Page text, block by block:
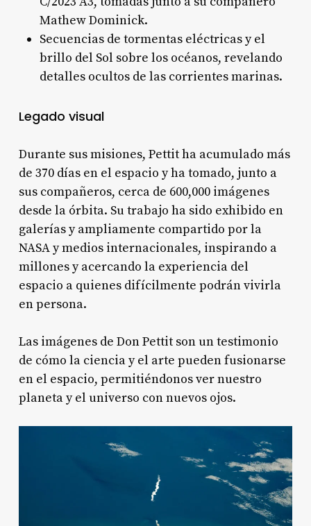
Mathew Dominick.
Secuencias de tormentas eléctricas y el
brillo del Sol sobre los océanos, revelando
detalles ocultos de las corrientes marinas.
Legado visual
Durante sus misiones, Pettit ha acumulado más
de 370 días en el espacio y ha tomado, junto a
sus compañeros, cerca de 600,000 imágenes
desde la órbita. Su trabajo ha sido exhibido en
galerías y ampliamente compartido por la
NASA y medios internacionales, inspirando a
millones y acercando la experiencia del
espacio a quienes difícilmente podrán vivirla
en persona.
Las imágenes de Don Pettit son un testimonio
de cómo la ciencia y el arte pueden fusionarse
en el espacio, permitiéndonos ver nuestro
planeta y el universo con nuevos ojos.